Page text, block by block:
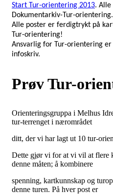
Start Tur-orientering 2013. Alle
Dokumentarkiv-Tur-orientering.
Alle poster er ferdigtrykt på
Tur-orientering!
Ansvarlig for Tur-orientering er
infoskriv.
Prøv Tur-
Orienteringsgruppa i Melhus
tur-terrenget i nærområdet
ditt, der vi har lagt ut 10 tur-
Dette gjør vi for at vi vil at flere
denne måten; å kombinere
spenning, kartkunnskap og
denne turen. På hver post er